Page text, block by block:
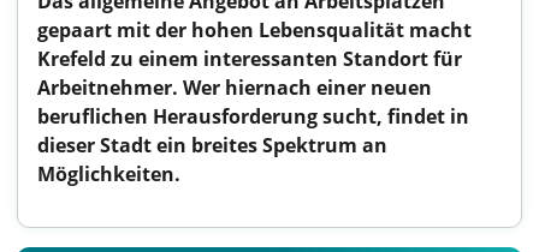
gepaart mit der hohen Lebensqualität macht
Krefeld zu einem interessanten Standort für
Arbeitnehmer. Wer hiernach einer neuen
beruflichen Herausforderung sucht, findet in
dieser Stadt ein breites Spektrum an
Möglichkeiten.